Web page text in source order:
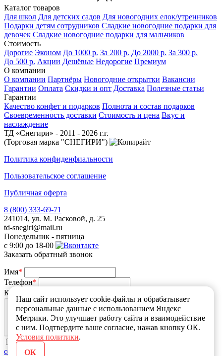
Каталог товаров
Для школ Для детских садов Для новогодних елок/утренников
Подарки детям сотрудников Сладкие новогодние подарки для
девочек Сладкие новогодние подарки для мальчиков
Стоимость
Дорогие Эконом До 1000 р. За 200 р. До 2000 р. За 300 р.
До 500 р. Акции Дешёвые Недорогие Премиум
О компании
О компании Партнёры Новогодние открытки Вакансии
Гарантии Оплата Скидки и опт Доставка Полезные статьи
Гарантии
Качество конфет и подарков Полнота и состав подарков
Своевременность доставки Стоимость и цена Вкус и
наслаждение
ТД «Снегири» - 2011 - 2026 г.г.
(Торговая марка "СНЕГИРИ")
Политика конфиденфиальности
Пользовательское соглашение
Публичная оферта
8 (800) 333-69-71
241014, ул. М. Расковой, д. 25
td-snegiri@mail.ru
Понедельник - пятница
с 9:00 до 18-00
Заказать обратный звонок
Имя*
Телефон*
Какой у Вас вопрос
Оправляя сообщение, я принимаю
соглашение
Наш сайт использует cookie-файлы и обрабатывает
персональные данные с использованием Яндекс
Метрики. Это улучшает работу сайта и взаимодействие
с ним. Подтвердите ваше согласие, нажав кнопку ОК.
Условия политики.
ОК